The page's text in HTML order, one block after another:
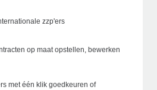
zzp'ers
op maat opstellen, bewerken
met één klik goedkeuren of